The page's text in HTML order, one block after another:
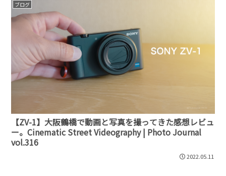
ブログ
【ZV-1】大阪鶴橋で動画と写真を撮ってきた感想レビュ
ー。Cinematic Street Videography | Photo Journal
vol.316
2022.05.11